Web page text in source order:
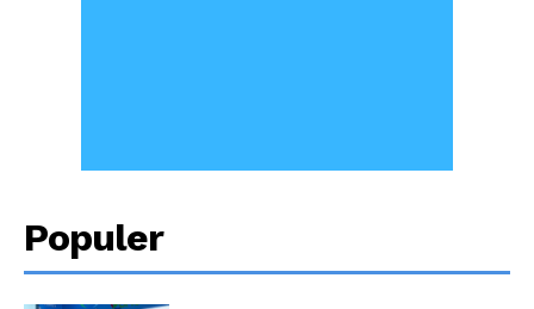
Populer